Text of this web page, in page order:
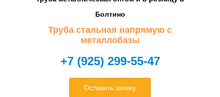
Болтино
Труба стальная напрямую с
металлобазы
+7 (925) 299-55-47
Оставить заявку